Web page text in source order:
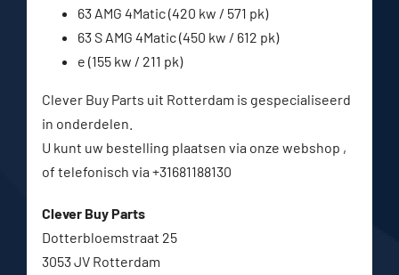
63 AMG 4Matic (420 kw / 571 pk)
63 S AMG 4Matic (450 kw / 612 pk)
e (155 kw / 211 pk)
Clever Buy Parts uit Rotterdam is gespecialiseerd
in onderdelen.
U kunt uw bestelling plaatsen via onze webshop ,
of telefonisch via +31681188130
Clever Buy Parts
Dotterbloemstraat 25
3053 JV Rotterdam